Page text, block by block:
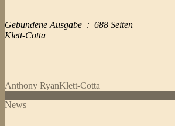
Gebundene Ausgabe ‏ : ‎ 688 Seiten
Klett-Cotta
Anthony RyanKlett-Cotta
News